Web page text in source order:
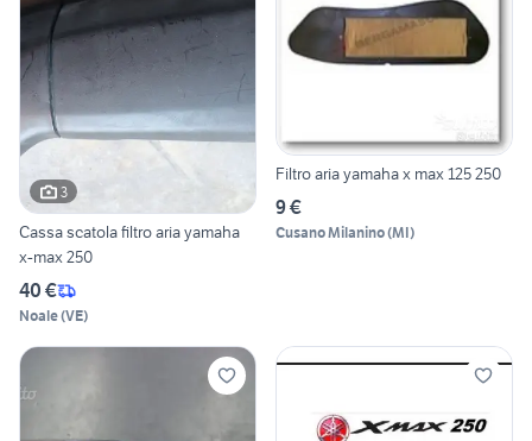
3
Cassa scatola filtro aria yamaha
x-max 250
40 €
Noale(VE)
Filtro aria yamaha x max 125 250
9 €
Cusano Milanino(MI)